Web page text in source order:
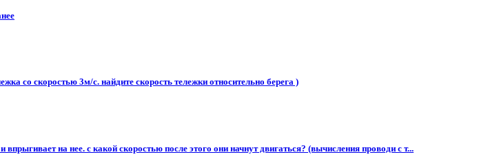
со скоростью 3м/c. найдите скорость тележки относительно берега )
на нее. с какой скоростью после этого они начнут двигаться? (вычисления проводи с т...